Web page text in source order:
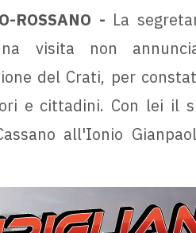
ROSSANO - La
visita non
del Crati, per
e cittadini. Con lei il
all'Ionio